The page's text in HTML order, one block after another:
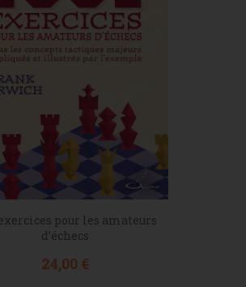
exercices pour les amateurs
d’échecs
Prix
24,00 €